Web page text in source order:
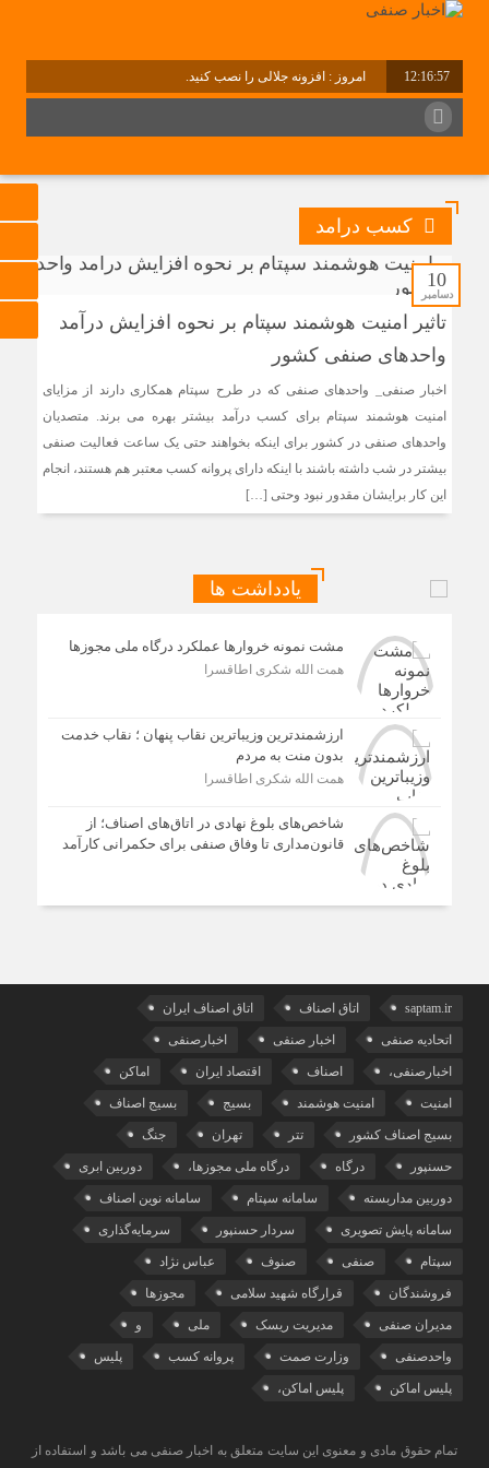
12:16:57 امروز : افزونه جلالی را نصب کنید.
کسب درامد
10
دسامبر
تاثیر امنیت هوشمند سپتام بر نحوه افزایش درآمد
واحدهای صنفی کشور
اخبار صنفی_ واحدهای صنفی که در طرح سپتام همکاری دارند از مزایای
امنیت هوشمند سپتام برای کسب درآمد بیشتر بهره می برند. متصدیان
واحدهای صنفی در کشور برای اینکه بخواهند حتی یک ساعت فعالیت صنفی
بیشتر در شب داشته باشند با اینکه دارای پروانه کسب معتبر هم هستند، انجام
این کار برایشان مقدور نبود وحتی […]
یادداشت ها
مشت نمونه خروارها عملکرد درگاه ملی مجوزها
همت الله شکری اطاقسرا
ارزشمندترین وزیباترین نقاب پنهان ؛ نقاب خدمت
بدون منت به مردم
همت الله شکری اطاقسرا
شاخص‌های بلوغ نهادی در اتاق‌های اصناف؛ از
قانون‌مداری تا وفاق صنفی برای حکمرانی کارآمد
saptam.ir اتاق اصناف اتاق اصناف ایران
اتحادیه صنفی اخبار صنفی اخبارصنفی
اخبارصنفی، اصناف اقتصاد ایران اماکن
امنیت امنیت هوشمند بسیج بسیج اصناف
بسیج اصناف کشور تتر تهران جنگ
حسنپور درگاه درگاه ملی مجوزها، دوربین ابری
دوربین مداربسته سامانه سپتام سامانه نوین اصناف
سامانه پایش تصویری سردار حسنپور سرمایه‌گذاری
سپتام صنفی صنوف عباس نژاد
فروشندگان قرارگاه شهید سلامی مجوزها
مدیران صنفی مدیریت ریسک ملی و
واحدصنفی وزارت صمت پروانه کسب پلیس
پلیس اماکن پلیس اماکن،
تمام حقوق مادی و معنوی این سایت متعلق به اخبار صنفی می باشد و استفاده از